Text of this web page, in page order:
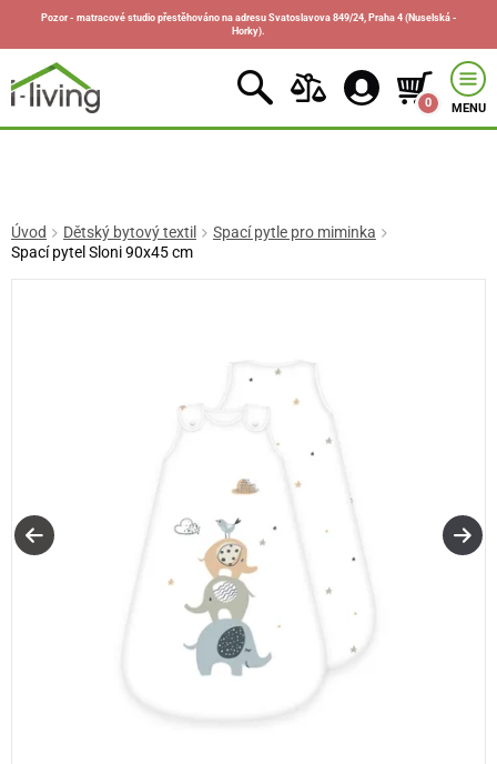
Pozor - matracové studio přestěhováno na adresu Svatoslavova 849/24, Praha 4 (Nuselská -
Horky).
0 MENU
Úvod Dětský bytový textil
Spací pytle pro miminka
Spací pytel Sloni 90x45 cm